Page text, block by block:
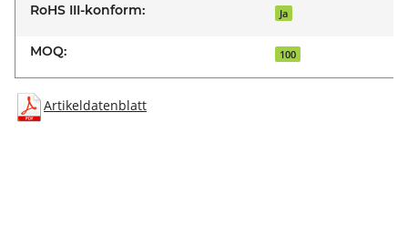
RoHS III-konform: Ja
MOQ: 100
Artikeldatenblatt